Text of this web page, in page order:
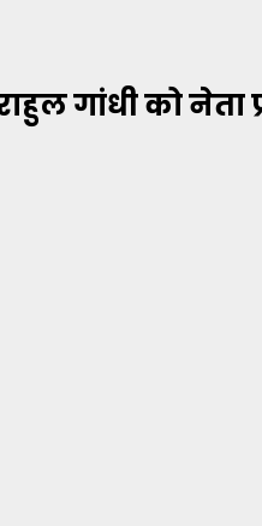
गांधी को नेता